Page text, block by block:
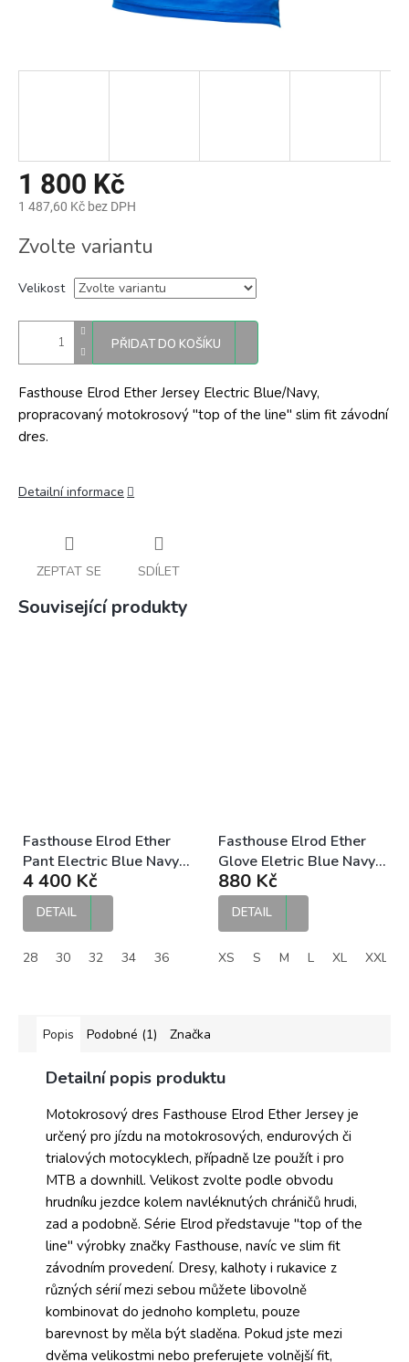
1 800 Kč
1 487,60 Kč bez DPH
cena:
Zvolte variantu
Velikost
PŘIDAT DO KOŠÍKU
Fasthouse Elrod Ether Jersey Electric Blue/Navy,
propracovaný motokrosový "top of the line" slim fit závodní
dres.
Detailní informace
ZEPTAT SE SDÍLET
Související produkty
Fasthouse Elrod Ether
Pant Electric Blue Navy
MX kalhoty
4 400 Kč
DETAIL
28 30 32 34 36
Fasthouse Elrod Ether
Glove Eletric Blue Navy
MX rukavice
880 Kč
DETAIL
XS S M L XL XXL
Popis Podobné (1) Značka
Detailní popis produktu
Motokrosový dres Fasthouse Elrod Ether Jersey je
určený pro jízdu na motokrosových, endurových či
trialových motocyklech, případně lze použít i pro
MTB a downhill. Velikost zvolte podle obvodu
hrudníku jezdce kolem navléknutých chráničů hrudi,
zad a podobně. Série Elrod představuje "top of the
line" výrobky značky Fasthouse, navíc ve slim fit
závodním provedení. Dresy, kalhoty i rukavice z
různých sérií mezi sebou můžete libovolně
kombinovat do jednoho kompletu, pouze
barevnost by měla být sladěna. Pokud jste mezi
dvěma velikostmi nebo preferujete volnější fit,